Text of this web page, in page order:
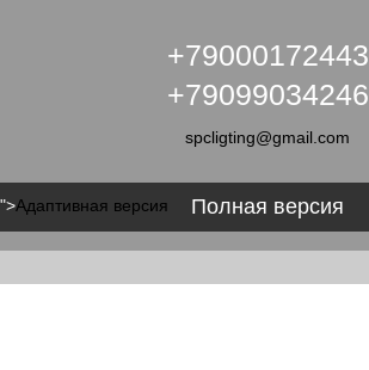
+79000172443
+79099034246
spcligting@gmail.com
Полная версия
">Адаптивная версия